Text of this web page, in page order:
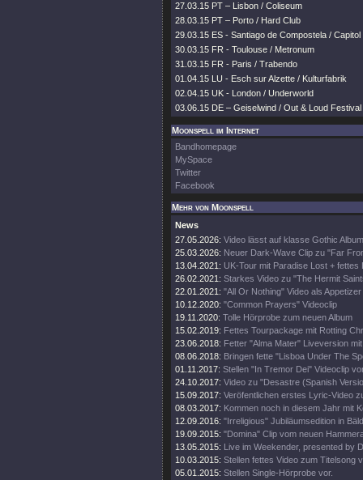
27.03.15 PT – Lisbon / Coliseum
28.03.15 PT – Porto / Hard Club
29.03.15 ES - Santiago de Compostela / Capitol
30.03.15 FR - Toulouse / Metronum
31.03.15 FR - Paris / Trabendo
01.04.15 LU - Esch sur Alzette / Kulturfabrik
02.04.15 UK - London / Underworld
03.06.15 DE – Geiselwind / Out & Loud Festival
Moonspell im Internet
Bandhomepage
MySpace
Twitter
Facebook
Mehr von Moonspell
News
27.05.2026: Video lässt auf klasse Gothic
25.03.2026: Neuer Dark-Wave Clip zu "Far
13.04.2021: UK-Tour mit Paradise Lost + fettes
26.02.2021: Starkes Video zu "The Hermit
22.01.2021: "All Or Nothing" Video als Appetizer
10.12.2020: "Common Prayers" Videoclip
19.11.2020: Tolle Hörprobe zum neuen Album
15.02.2019: Fettes Tourpackage mit Rotting
23.06.2018: Fetter "Alma Mater" Liveversion
08.06.2018: Bringen fette "Lisboa Under The
01.11.2017: Stellen "In Tremor Dei" Videoclip
24.10.2017: Video zu "Desastre (Spanish
15.09.2017: Veröfentlichen erstes Lyric-Video
08.03.2017: Kommen noch in diesem Jahr mit
12.09.2016: "Irreligious" Jubiläumsedition in
19.09.2015: "Domina" Clip vom neuen
13.05.2015: Live im Weekender, presented by
10.03.2015: Stellen fettes Video zum Titelsong
05.01.2015: Stellen Single-Hörprobe vor.